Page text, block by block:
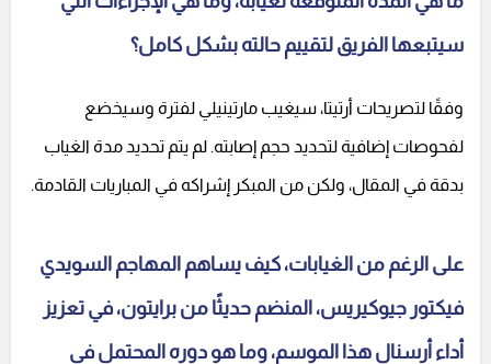
سيتبعها الفريق لتقييم حالته بشكل كامل؟
وفقًا لتصريحات أرتيتا، سيغيب مارتينيلي لفترة وسيخضع
لفحوصات إضافية لتحديد حجم إصابته. لم يتم تحديد مدة الغياب
بدقة في المقال، ولكن من المبكر إشراكه في المباريات القادمة.
على الرغم من الغيابات، كيف يساهم المهاجم السويدي
فيكتور جيوكيريس، المنضم حديثًا من برايتون، في تعزيز
أداء أرسنال هذا الموسم، وما هو دوره المحتمل في